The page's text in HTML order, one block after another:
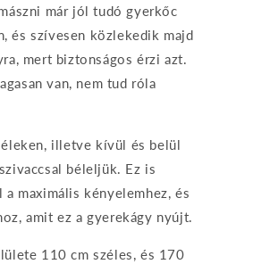
már jól tudó gyerkőc
és szívesen közlekedik majd
mert biztonságos érzi azt.
van, nem tud róla
éleken, illetve kívül és belül
béleljük. Ez is
a maximális kényelemhez, és
amit ez a gyerekágy nyújt.
110 cm széles, és 170